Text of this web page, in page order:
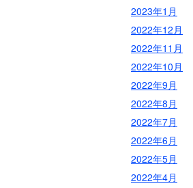
2023年1月
2022年12月
2022年11月
2022年10月
2022年9月
2022年8月
2022年7月
2022年6月
2022年5月
2022年4月